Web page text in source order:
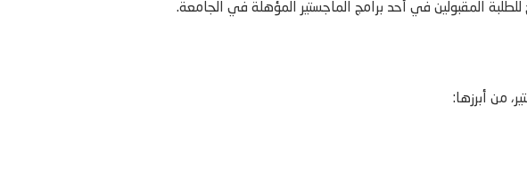
المقبولين في أحد برامج الماجستير المؤهلة في الجامعة.
من أبرزها: